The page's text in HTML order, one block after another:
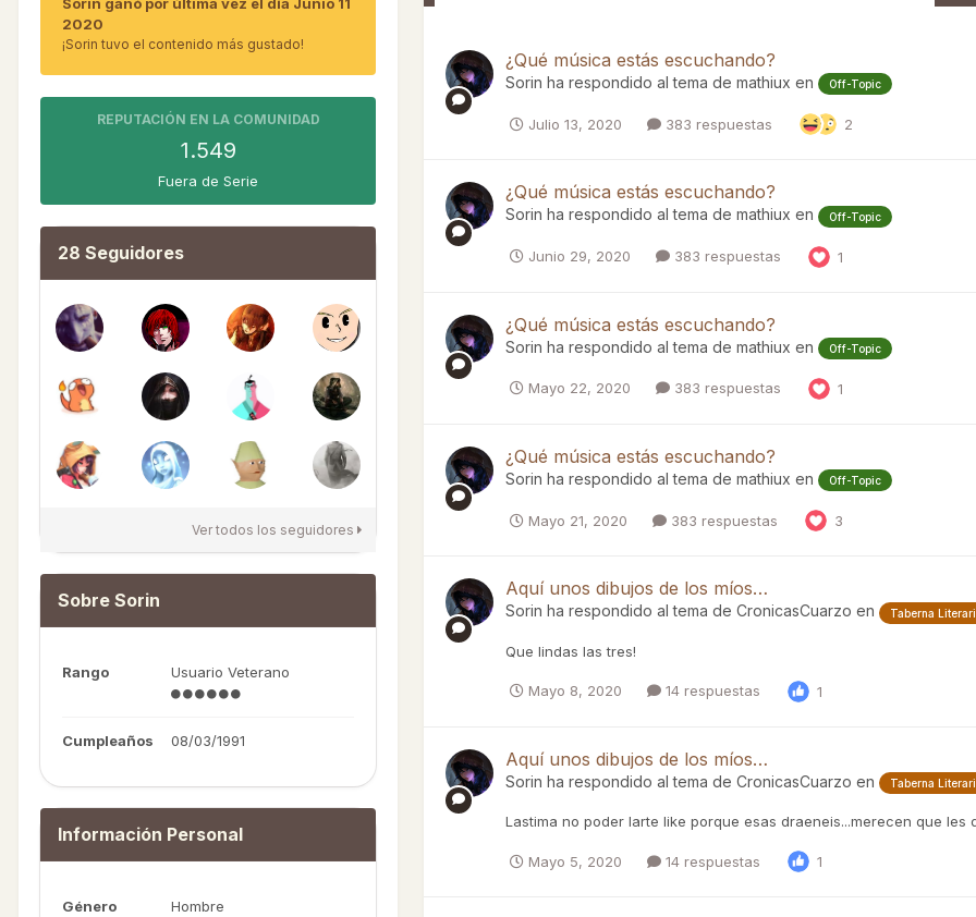
2020
¡Sorin tuvo el contenido más gustado!
REPUTACIÓN EN LA COMUNIDAD
1.549
Fuera de Serie
28 Seguidores
Ver todos los seguidores
Sobre Sorin
Rango Usuario Veterano
Cumpleaños 08/03/1991
Información Personal
Género Hombre
¿Qué música estás escuchando?
Sorin ha respondido al tema de mathiux en Off-Topic
Julio 13, 2020 383 respuestas 2
¿Qué música estás escuchando?
Sorin ha respondido al tema de mathiux en Off-Topic
Junio 29, 2020 383 respuestas 1
¿Qué música estás escuchando?
Sorin ha respondido al tema de mathiux en Off-Topic
Mayo 22, 2020 383 respuestas 1
¿Qué música estás escuchando?
Sorin ha respondido al tema de mathiux en Off-Topic
Mayo 21, 2020 383 respuestas 3
Aquí unos dibujos de los míos…
Sorin ha respondido al tema de CronicasCuarzo en Taberna
Que lindas las tres!
Mayo 8, 2020 14 respuestas 1
Aquí unos dibujos de los míos…
Sorin ha respondido al tema de CronicasCuarzo en Taberna
Lastima no poder larte like porque esas draeneis...merecen que les
Mayo 5, 2020 14 respuestas 1